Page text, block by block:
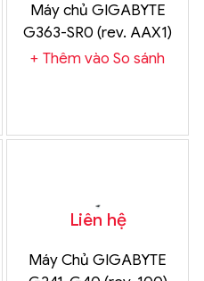
Máy chủ GIGABYTE
G363-SR0 (rev. AAX1)
Chính Hãng
Thêm vào So sánh
Liên hệ
Máy Chủ GIGABYTE